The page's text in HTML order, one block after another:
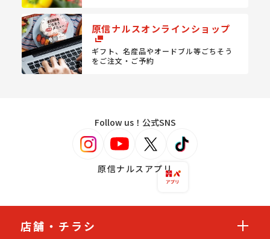
原信ナルスオンラインショップ
ギフト、名産品やオードブル等ごちそう
をご注文・ご予約
Follow us！公式SNS
原信ナルスアプリ
店舗・チラシ